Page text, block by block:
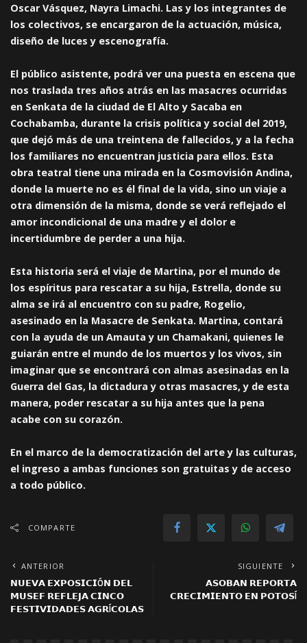
Oscar Vásquez, Nayra Limachi. Las y los integrantes de
los colectivos, se encargaron de la actuación, música,
diseño de luces y escenografía.
El público asistente, podrá ver una puesta en escena que
nos traslada tres años atrás en las masacres ocurridas
en Senkata de la ciudad de El Alto y Sacaba en
Cochabamba, durante la crisis política y social del 2019,
que dejó más de una treintena de fallecidos, y a la fecha
los familiares no encuentran justicia para ellos. Esta
obra teatral tiene una mirada en la Cosmovisión Andina,
donde la muerte no es él final de la vida, sino un viaje a
otra dimensión de la misma, donde se verá reflejado el
amor incondicional de una madre y el dolor e
incertidumbre de perder a una hija.
Esta historia será el viaje de Martina, por el mundo de
los espíritus para rescatar a su hija, Estrella, donde su
alma se irá al encuentro con su padre, Rogelio,
asesinado en la Masacre de Senkata. Martina, contará
con la ayuda de un Amauta y un Chamakani, quienes le
guiarán entre el mundo de los muertos y los vivos, sin
imaginar que se encontrará con almas asesinadas en la
Guerra del Gas, la dictadura y otras masacres, y de esta
manera, poder rescatar a su hija antes que la pena
acabe con su corazón.
En el marco de la democratización del arte y las culturas,
el ingreso a ambas funciones son gratuitas y de acceso
a todo público.
COMPARTE
ANTERIOR
𝗡𝗨𝗘𝗩𝗔 𝗘𝗫𝗣𝗢𝗦𝗜𝗖𝗜Ó𝗡 𝗗𝗘𝗟
𝗠𝗨𝗦𝗘𝗙 𝗥𝗘𝗙𝗟𝗘𝗝𝗔 𝗖𝗜𝗡𝗖𝗢
𝗙𝗘𝗦𝗧𝗜𝗩𝗜𝗗𝗔𝗗𝗘𝗦 𝗔𝗚𝗥Í𝗖𝗢𝗟𝗔𝗦
SIGUIENTE
𝗔𝗦𝗢𝗕𝗔𝗡 𝗥𝗘𝗣𝗢𝗥𝗧𝗔
𝗖𝗥𝗘𝗖𝗜𝗠𝗜𝗘𝗡𝗧𝗢 𝗘𝗡 𝗣𝗢𝗧𝗢𝗦Í